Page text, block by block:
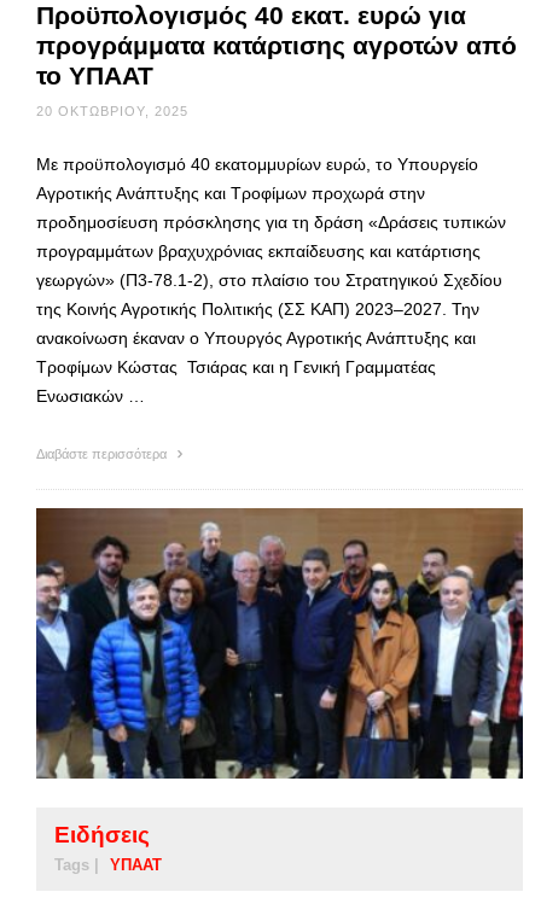
Προϋπολογισμός 40 εκατ. ευρώ για
προγράμματα κατάρτισης αγροτών από
το ΥΠΑΑΤ
20 ΟΚΤΩΒΡΊΟΥ, 2025
Με προϋπολογισμό 40 εκατομμυρίων ευρώ, το Υπουργείο
Αγροτικής Ανάπτυξης και Τροφίμων προχωρά στην
προδημοσίευση πρόσκλησης για τη δράση «Δράσεις τυπικών
προγραμμάτων βραχυχρόνιας εκπαίδευσης και κατάρτισης
γεωργών» (Π3-78.1-2), στο πλαίσιο του Στρατηγικού Σχεδίου
της Κοινής Αγροτικής Πολιτικής (ΣΣ ΚΑΠ) 2023–2027. Την
ανακοίνωση έκαναν ο Υπουργός Αγροτικής Ανάπτυξης και
Τροφίμων Κώστας Τσιάρας και η Γενική Γραμματέας
Ενωσιακών …
Διαβάστε περισσότερα
Ειδήσεις
Tags | ΥΠΑΑΤ